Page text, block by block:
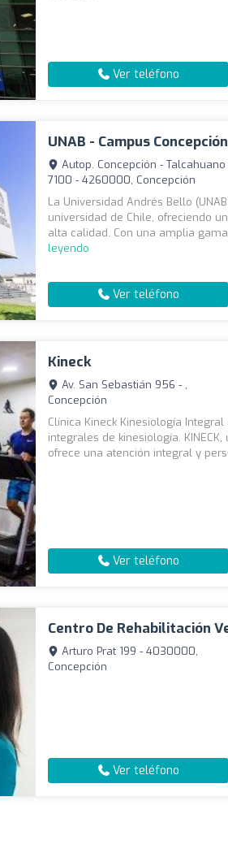
Ver teléfono
UNAB - Campus Concepción
Autop. Concepción - Talcahuano
7100 - 4260000, Concepción
La Universidad Andrés Bello
universidad de Chile, ofreciendo
alta calidad. Con una amplia
leyendo
Ver teléfono
Kineck
Av. San Sebastián 956 - ,
Concepción
Clínica Kineck Kinesiología
integrales de kinesiología.
ofrece una atención integral y
Ver teléfono
Centro De Rehabilitación
Arturo Prat 199 - 4030000,
Concepción
Ver teléfono